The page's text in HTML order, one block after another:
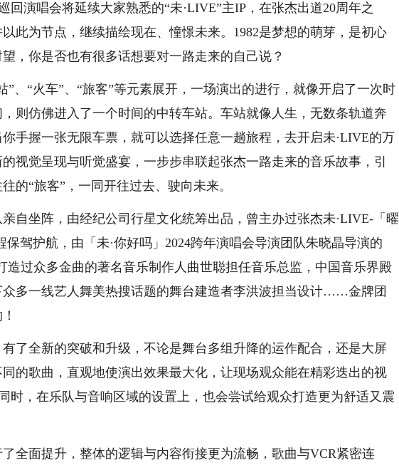
演唱会将延续大家熟悉的“未·LIVE”主IP，在张杰出道20周年之
此为节点，继续描绘现在、憧憬未来。1982是梦想的萌芽，是初心
，你是否也有很多话想要对一路走来的自己说？
“火车”、“旅客”等元素展开，一场演出的进行，就像开启了⼀次时
则仿佛进⼊了⼀个时间的中转车站。车站就像人生，无数条轨道奔
手握⼀张无限车票，就可以选择任意⼀趟旅程，去开启未·LIVE的万
视觉呈现与听觉盛宴，一步步串联起张杰一路走来的音乐故事，引
的“旅客”，一同开往过去、驶向未来。
坐阵，由经纪公司行星文化统筹出品，曾主办过张杰未·LIVE-「曜
保驾护航，由「未·你好吗」2024跨年演唱会导演团队朱晓晶导演的
造过众多金曲的著名音乐制作人曲世聪担任音乐总监，中国音乐界殿
多一线艺人舞美热搜话题的舞台建造者李洪波担当设计……金牌团
全新的突破和升级，不论是舞台多组升降的运作配合，还是大屏
的歌曲，直观地使演出效果最大化，让现场观众能在精彩迭出的视
时，在乐队与音响区域的设置上，也会尝试给观众打造更为舒适又震
面提升，整体的逻辑与内容衔接更为流畅，歌曲与VCR紧密连